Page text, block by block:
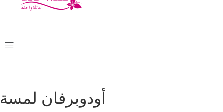
أودوبرفان لمسة